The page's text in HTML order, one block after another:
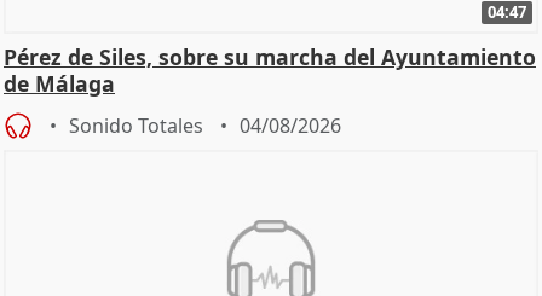
04:47
Pérez de Siles, sobre su marcha del Ayuntamiento
de Málaga
Sonido Totales 04/08/2026